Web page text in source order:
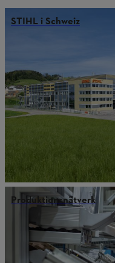
STIHL i Schweiz
Produktionsnätverk